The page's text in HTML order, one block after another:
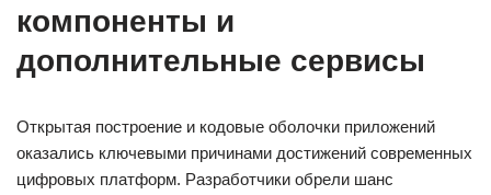
компоненты и
дополнительные сервисы
Открытая построение и кодовые оболочки приложений
оказались ключевыми причинами достижений современных
цифровых платформ. Разработчики обрели шанс